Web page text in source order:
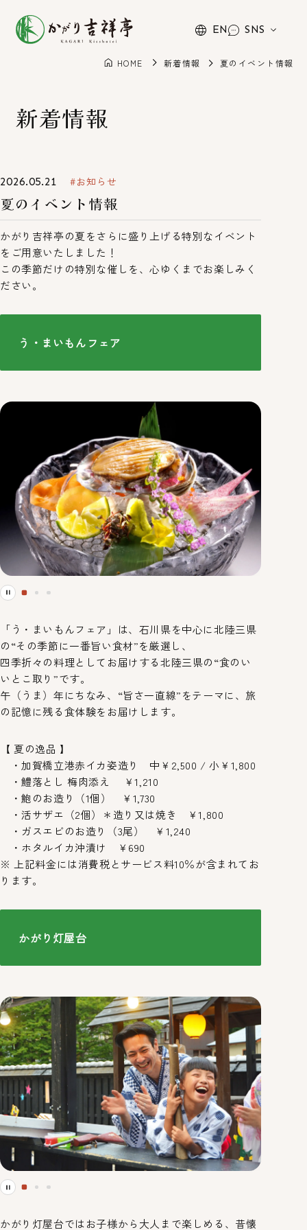
EN SNS
新着情報
HOME 新着情報 夏のイベント情報
2026.05.21 お知らせ
夏のイベント情報
かがり吉祥亭の夏をさらに盛り上げる特別なイベント
をご用意いたしました！
この季節だけの特別な催しを、心ゆくまでお楽しみく
ださい。
う・まいもんフェア
「う・まいもんフェア」は、石川県を中心に北陸三県
の“その季節に一番旨い食材”を厳選し、
四季折々の料理としてお届けする北陸三県の“食のい
いとこ取り”です。
午（うま）年にちなみ、“旨さ一直線”をテーマに、旅
の記憶に残る食体験をお届けします。
【 夏の逸品 】
・加賀橋立港赤イカ姿造り 中￥2,500 / 小￥1,800
・鱧落とし 梅肉添え ￥1,210
・鮑のお造り（1個） ￥1,730
・活サザエ（2個）＊造り又は焼き ￥1,800
・ガスエビのお造り（3尾） ￥1,240
・ホタルイカ沖漬け ￥690
※ 上記料金には消費税とサービス料10％が含まれてお
ります。
かがり灯屋台
かがり灯屋台ではお子様から大人まで楽しめる、昔懐